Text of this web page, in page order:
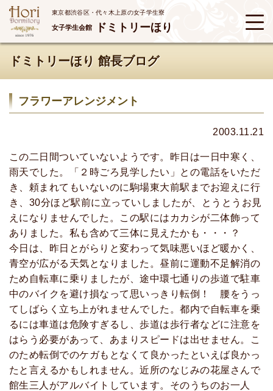
東京都渋谷区・代々木上原の女子学生寮
女子学生会館 ドミトリーほり
ドミトリーほり 館長ブログ
フラワーアレンジメント
2003.11.21
この二日間ついていないようです。昨日は一日中寒く、
雨天でした。「２時ごろ見学したい」との電話をいただ
き、頼まれてもいないのに駒場東大前駅までお迎えに行
き、30分ほど駅前に立っていしましたが、とうとうお見
えになりませんでした。この駅にはカカシが二体飾って
ありました。私も含めて三体に見えたかも・・・？
今日は、昨日とがらりと変わって気味悪いほど暖かく、
青空が広がる天気となりました。昼前に運動不足解消の
ため自転車に乗りましたが、途中環七通りの歩道で駐車
中のバイクを避け損なって思いっきり転倒！ 腰をうっ
てしばらく立ち上がれませんでした。都内で自転車を乗
るには車道は危険すぎるし、歩道は歩行者などに注意を
はらう必要があって、あまりスピードは出せません。こ
のため転倒でのケガもとなくて良かったといえば良かっ
たと言えるかもしれません。近所のなじみの花屋さんで
館生三人がアルバイトしています。そのうちのお一人